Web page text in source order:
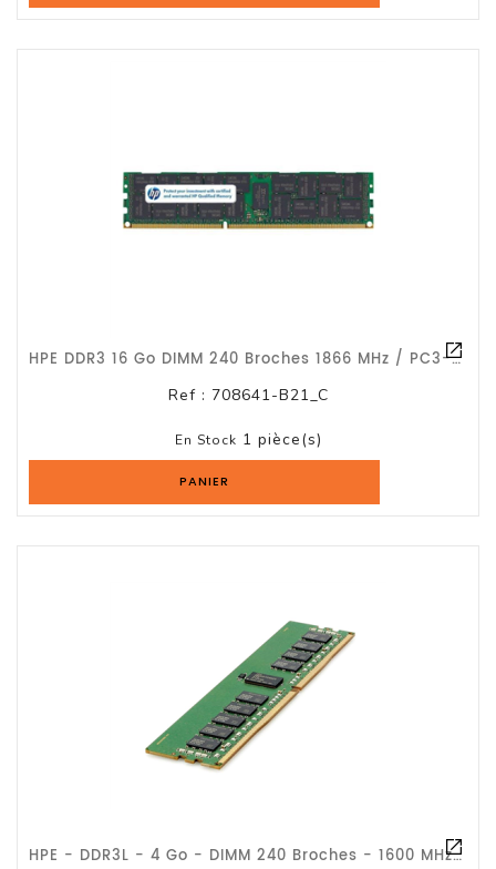
HPE DDR3 16 Go DIMM 240 Broches 1866 MHz / PC3-14900 CL13 Mémoire Enregistré ECC
Ref : 708641-B21_C
En Stock 1 pièce(s)
PANIER
HPE - DDR3L - 4 Go - DIMM 240 Broches - 1600 MHz / PC3-12800 - CL11 - Mémoire